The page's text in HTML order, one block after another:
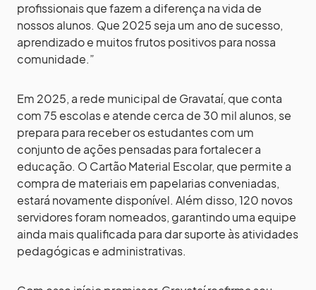
profissionais que fazem a diferença na vida de
nossos alunos. Que 2025 seja um ano de sucesso,
aprendizado e muitos frutos positivos para nossa
comunidade.”
Em 2025, a rede municipal de Gravataí, que conta
com 75 escolas e atende cerca de 30 mil alunos, se
prepara para receber os estudantes com um
conjunto de ações pensadas para fortalecer a
educação. O Cartão Material Escolar, que permite a
compra de materiais em papelarias conveniadas,
estará novamente disponível. Além disso, 120 novos
servidores foram nomeados, garantindo uma equipe
ainda mais qualificada para dar suporte às atividades
pedagógicas e administrativas.